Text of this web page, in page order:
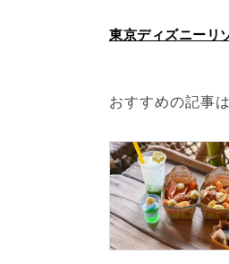
東京ディズニーリ
おすすめの記事